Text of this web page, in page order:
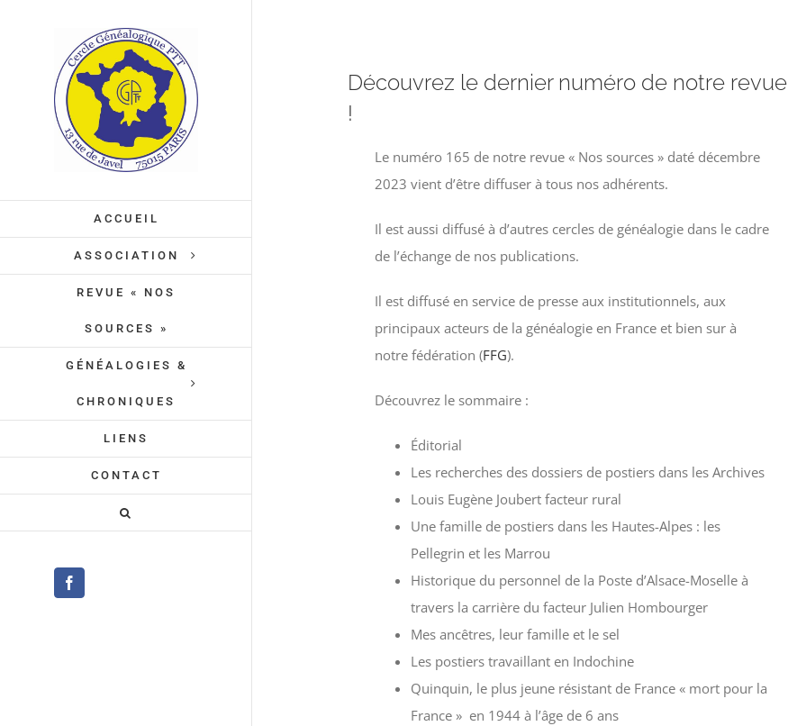
ACCUEIL
ASSOCIATION
REVUE « NOS
SOURCES »
GÉNÉALOGIES &
CHRONIQUES
LIENS
CONTACT
Facebook
Découvrez le dernier numéro de notre revue
!
Le numéro 165 de notre revue « Nos sources » daté décembre
2023 vient d’être diffuser à tous nos adhérents.
Il est aussi diffusé à d’autres cercles de généalogie dans le cadre
de l’échange de nos publications.
Il est diffusé en service de presse aux institutionnels, aux
principaux acteurs de la généalogie en France et bien sur à
notre fédération (FFG).
Découvrez le sommaire :
Éditorial
Les recherches des dossiers de postiers dans les Archives
Louis Eugène Joubert facteur rural
Une famille de postiers dans les Hautes-Alpes : les
Pellegrin et les Marrou
Historique du personnel de la Poste d’Alsace-Moselle à
travers la carrière du facteur Julien Hombourger
Mes ancêtres, leur famille et le sel
Les postiers travaillant en Indochine
Quinquin, le plus jeune résistant de France « mort pour la
France » en 1944 à l’âge de 6 ans